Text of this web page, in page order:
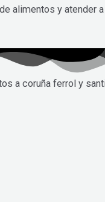
alimentos y atender a